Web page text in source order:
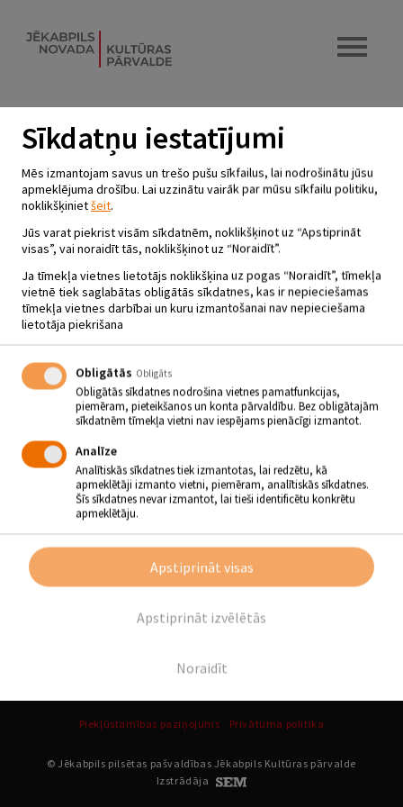
NODARBĪBU CIKLS
PIRMSSKOLAS VECUMA BĒRNIEM
UN VECĀKIEM “TĀDAS TĀS
LIETAS”
Jēkabpils pilsētas bibliotēkas Bērnu un
jauniešu apkalpošanas nodaļa
16.03. plkst. 11.00 – 12.00
Nodarbību cikls pirmsskolas vecuma bērniem un vecākiem
“Tādas tās lietas”
Katru mēnesi, divas sestdienas tiekamies izzinošajā nodarbību ciklā
“Tādas tās lietas”. Kopā lasīsim, eksperimentēsim, radoši
darbosimies un izpētīsim kādu visiem zināmu lietu vai parādību:
· 16. martā – par spārniem.
Aicinām ģimenes uz kopīgu darbošanos!
Atpakaļ
Piekļūstamības paziņojums Privātuma politika
© Jēkabpils pilsētas pašvaldības Jēkabpils Kultūras pārvalde
Izstrādāja
Sīkdatņu iestatījumi
Mēs izmantojam savus un trešo pušu sīkfailus, lai nodrošinātu jūsu
apmeklējuma drošību. Lai uzzinātu vairāk par mūsu sīkfailu politiku,
noklikšķinietšeit.
Jūs varat piekrist visām sīkdatnēm, noklikšķinot uz “Apstiprināt
visas”, vai noraidīt tās, noklikšķinot uz “Noraidīt”.
Ja tīmekļa vietnes lietotājs noklikšķina uz pogas “Noraidīt”, tīmekļa
vietnē tiek saglabātas obligātās sīkdatnes, kas ir nepieciešamas
tīmekļa vietnes darbībai un kuru izmantošanai nav nepieciešama
lietotāja piekrišana
Obligātās Obligāts
Obligātās sīkdatnes nodrošina vietnes pamatfunkcijas,
piemēram, pieteikšanos un konta pārvaldību. Bez obligātajām
sīkdatnēm tīmekļa vietni nav iespējams pienācīgi izmantot.
Analīze
Analītiskās sīkdatnes tiek izmantotas, lai redzētu, kā
apmeklētāji izmanto vietni, piemēram, analītiskās sīkdatnes.
Šīs sīkdatnes nevar izmantot, lai tieši identificētu konkrētu
apmeklētāju.
Noraidīt
Apstiprināt izvēlētās
Apstiprināt visas